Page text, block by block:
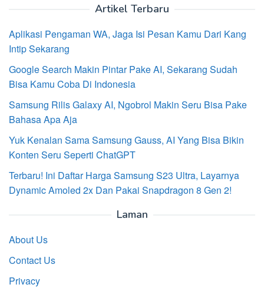
Artikel Terbaru
Aplikasi Pengaman WA, Jaga Isi Pesan Kamu Dari Kang
Intip Sekarang
Google Search Makin Pintar Pake AI, Sekarang Sudah
Bisa Kamu Coba Di Indonesia
Samsung Rilis Galaxy AI, Ngobrol Makin Seru Bisa Pake
Bahasa Apa Aja
Yuk Kenalan Sama Samsung Gauss, AI Yang Bisa Bikin
Konten Seru Seperti ChatGPT
Terbaru! Ini Daftar Harga Samsung S23 Ultra, Layarnya
Dynamic Amoled 2x Dan Pakai Snapdragon 8 Gen 2!
Laman
About Us
Contact Us
Privacy